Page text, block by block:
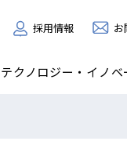
採用情報 お
テクノロジー・イノ